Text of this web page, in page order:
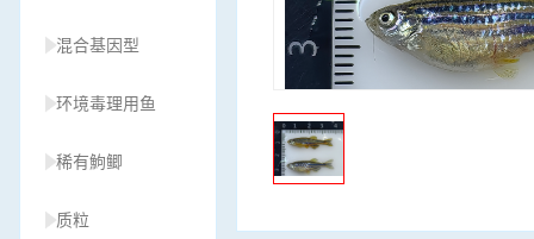
混合基因型
环境毒理用鱼
稀有鮈鲫
质粒